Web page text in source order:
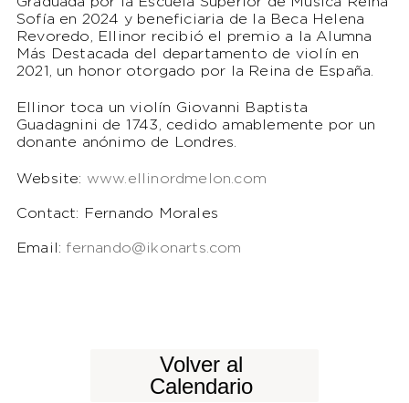
Sofía en 2024 y beneficiaria de la Beca Helena
Revoredo, Ellinor recibió el premio a la Alumna
Más Destacada del departamento de violín en
2021, un honor otorgado por la Reina de España.
Ellinor toca un violín Giovanni Baptista
Guadagnini de 1743, cedido amablemente por un
donante anónimo de Londres.
Website: www.ellinordmelon.com
Contact: Fernando Morales
Email: fernando@ikonarts.com
Volver al
Calendario